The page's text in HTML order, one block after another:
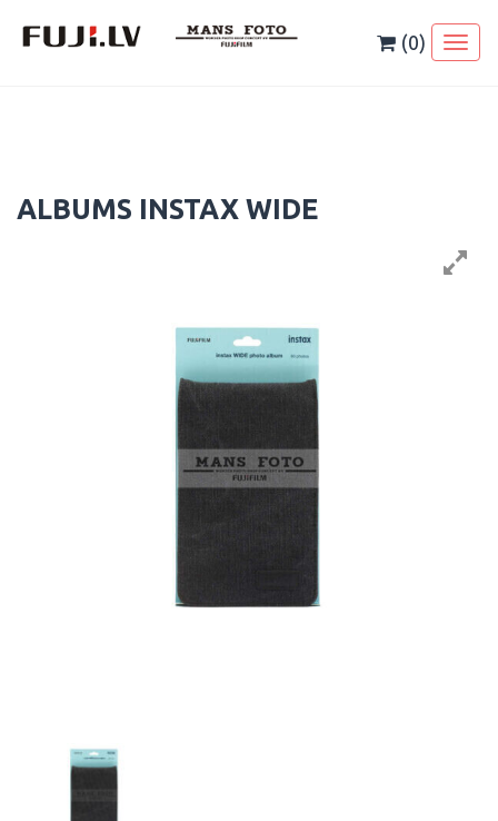
(0)
ALBUMS INSTAX WIDE